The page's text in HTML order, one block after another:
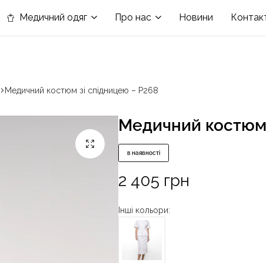
в номінації «Кращій виробник медичного одягу»
Медичний одяг Про нас Новини
Медичний костюм зі спідницею – P268
Медичний костюм
в наявності
2 405 грн
Інші кольори: